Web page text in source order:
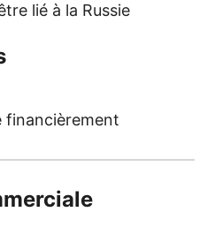
lié à la Russie
financièrement